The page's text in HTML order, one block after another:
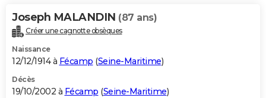
Joseph MALANDIN (87 ans)
Créer une cagnotte obsèques
Naissance
12/12/1914 à Fécamp (Seine-Maritime)
Décès
19/10/2002 à Fécamp (Seine-Maritime)